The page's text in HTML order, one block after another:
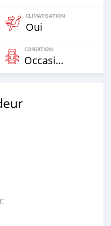
CLIMATISATION
Oui
CONDITION
Occasion
WINDOWS, POWER